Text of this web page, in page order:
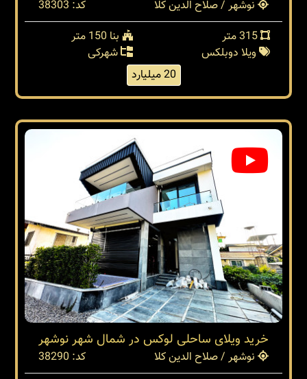
نوشهر / صلاح الدین کلا
کد: 38303
بنا 150 متر
ویلا دوبلکس
شهرکی
20 میلیارد
خرید ویلای ساحلی لوکس در شمال شهر نوشهر
نوشهر / صلاح الدین کلا
کد: 38290